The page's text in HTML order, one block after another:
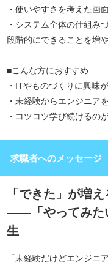
・使いやすさを考えた画
・システム全体の仕組み
段階的にできることを増
■こんな方におすすめ
・ITやものづくりに興味
・未経験からエンジニア
・コツコツ学び続けるの
求職者へのメッセージ
「できた」が増
――「やってみた
生
「未経験だけどエンジニ